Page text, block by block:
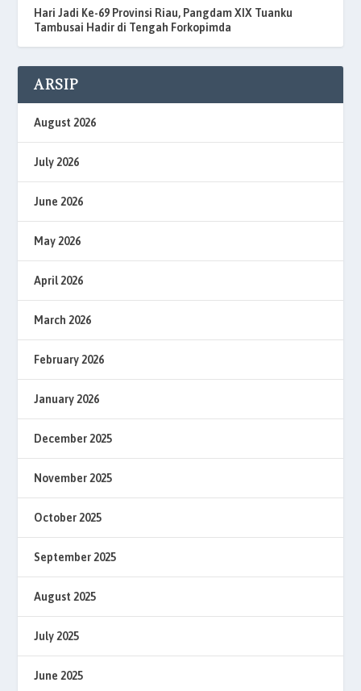
Hari Jadi Ke-69 Provinsi Riau, Pangdam XIX Tuanku
Tambusai Hadir di Tengah Forkopimda
ARSIP
August 2026
July 2026
June 2026
May 2026
April 2026
March 2026
February 2026
January 2026
December 2025
November 2025
October 2025
September 2025
August 2025
July 2025
June 2025